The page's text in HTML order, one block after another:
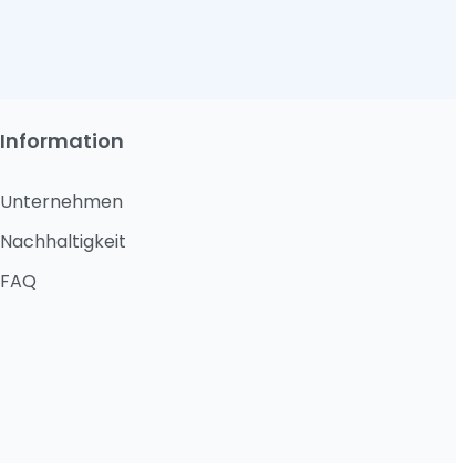
Information
Unternehmen
Nachhaltigkeit
FAQ